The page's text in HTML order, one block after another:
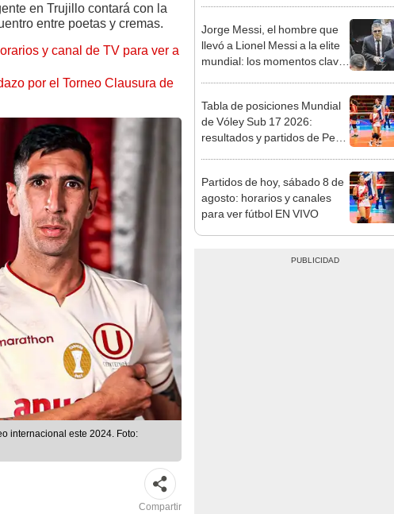
en Trujillo contará con la
entre poetas y cremas.
y canal de TV para ver a
por el Torneo Clausura de
internacional este 2024. Foto:
Compartir
Jorge Messi, el hombre que
llevó a Lionel Messi a la elite
mundial: los momentos clave
Tabla de posiciones Mundial
de Vóley Sub 17 2026:
resultados y partidos de Perú
Partidos de hoy, sábado 8 de
agosto: horarios y canales
para ver fútbol EN VIVO